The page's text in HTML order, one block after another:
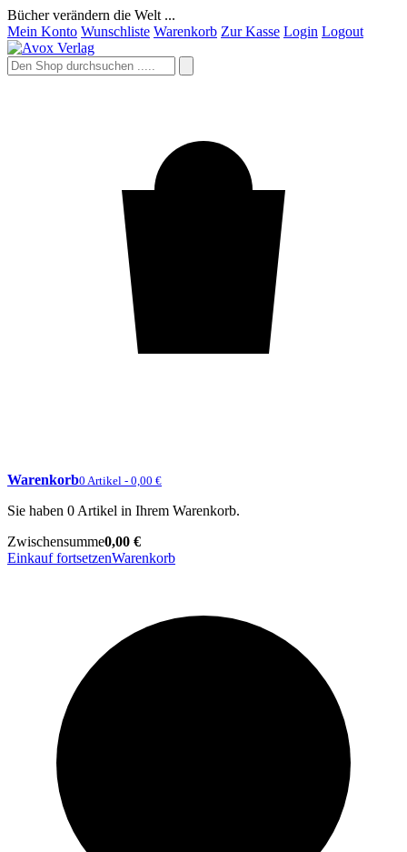
Bücher verändern die Welt ...
Mein Konto Wunschliste Warenkorb Zur Kasse Login Logout
Warenkorb0 Artikel - 0,00 €
Sie haben 0 Artikel in Ihrem Warenkorb.
Zwischensumme0,00 €
Einkauf fortsetzenWarenkorb